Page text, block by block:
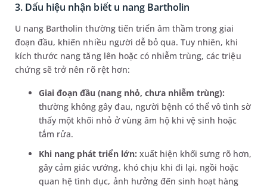
3. Dấu hiệu nhận biết u nang Bartholin
U nang Bartholin thường tiến triển âm thầm trong giai
đoạn đầu, khiến nhiều người dễ bỏ qua. Tuy nhiên, khi
kích thước nang tăng lên hoặc có nhiễm trùng, các triệu
chứng sẽ trở nên rõ rệt hơn:
Giai đoạn đầu (nang nhỏ, chưa nhiễm trùng):
thường không gây đau, người bệnh có thể vô tình sờ
thấy một khối nhỏ ở vùng âm hộ khi vệ sinh hoặc
tắm rửa.
Khi nang phát triển lớn: xuất hiện khối sưng rõ hơn,
gây cảm giác vướng, khó chịu khi đi lại, ngồi hoặc
quan hệ tình dục, ảnh hưởng đến sinh hoạt hàng